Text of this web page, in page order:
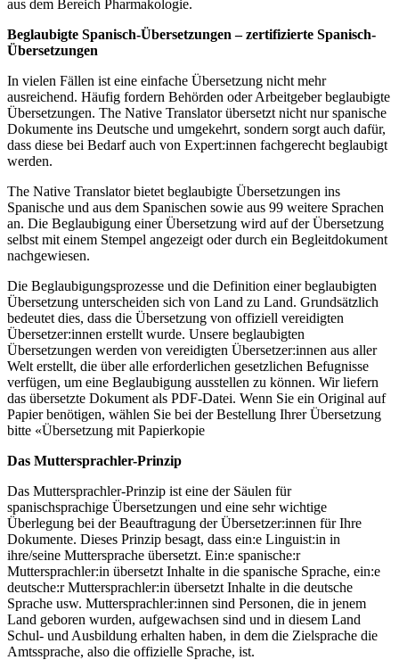
aus dem Bereich Pharmakologie.
Beglaubigte Spanisch-Übersetzungen – zertifizierte Spanisch-
Übersetzungen
In vielen Fällen ist eine einfache Übersetzung nicht mehr
ausreichend. Häufig fordern Behörden oder Arbeitgeber beglaubigte
Übersetzungen. The Native Translator übersetzt nicht nur spanische
Dokumente ins Deutsche und umgekehrt, sondern sorgt auch dafür,
dass diese bei Bedarf auch von Expert:innen fachgerecht beglaubigt
werden.
The Native Translator bietet beglaubigte Übersetzungen ins
Spanische und aus dem Spanischen sowie aus 99 weitere Sprachen
an. Die Beglaubigung einer Übersetzung wird auf der Übersetzung
selbst mit einem Stempel angezeigt oder durch ein Begleitdokument
nachgewiesen.
Die Beglaubigungsprozesse und die Definition einer beglaubigten
Übersetzung unterscheiden sich von Land zu Land. Grundsätzlich
bedeutet dies, dass die Übersetzung von offiziell vereidigten
Übersetzer:innen erstellt wurde. Unsere beglaubigten
Übersetzungen werden von vereidigten Übersetzer:innen aus aller
Welt erstellt, die über alle erforderlichen gesetzlichen Befugnisse
verfügen, um eine Beglaubigung ausstellen zu können. Wir liefern
das übersetzte Dokument als PDF-Datei. Wenn Sie ein Original auf
Papier benötigen, wählen Sie bei der Bestellung Ihrer Übersetzung
bitte «Übersetzung mit Papierkopie
Das Muttersprachler-Prinzip
Das Muttersprachler-Prinzip ist eine der Säulen für
spanischsprachige Übersetzungen und eine sehr wichtige
Überlegung bei der Beauftragung der Übersetzer:innen für Ihre
Dokumente. Dieses Prinzip besagt, dass ein:e Linguist:in in
ihre/seine Muttersprache übersetzt. Ein:e spanische:r
Muttersprachler:in übersetzt Inhalte in die spanische Sprache, ein:e
deutsche:r Muttersprachler:in übersetzt Inhalte in die deutsche
Sprache usw. Muttersprachler:innen sind Personen, die in jenem
Land geboren wurden, aufgewachsen sind und in diesem Land
Schul- und Ausbildung erhalten haben, in dem die Zielsprache die
Amtssprache, also die offizielle Sprache, ist.